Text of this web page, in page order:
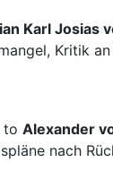
Karl Josias
Kritik
to Alexander
nach